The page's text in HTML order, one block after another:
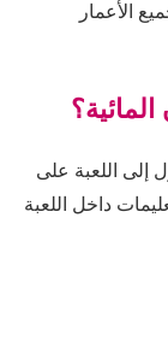
الأعمار
إلى اللعبة على
داخل اللعبة